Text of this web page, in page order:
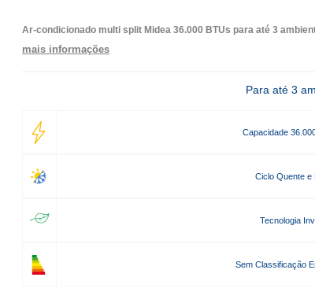
Ar-condicionado multi split Midea 36.000 BTUs para até 3
mais informações
Para até 3
Capacidade
Ciclo Quente e
Tecnologia
Sem Classificação